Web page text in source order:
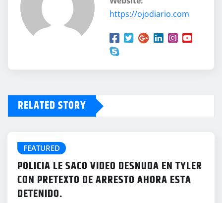
https://ojodiario.com
RELATED STORY
FEATURED
POLICIA LE SACO VIDEO DESNUDA EN TYLER
CON PRETEXTO DE ARRESTO AHORA ESTA
DETENIDO.